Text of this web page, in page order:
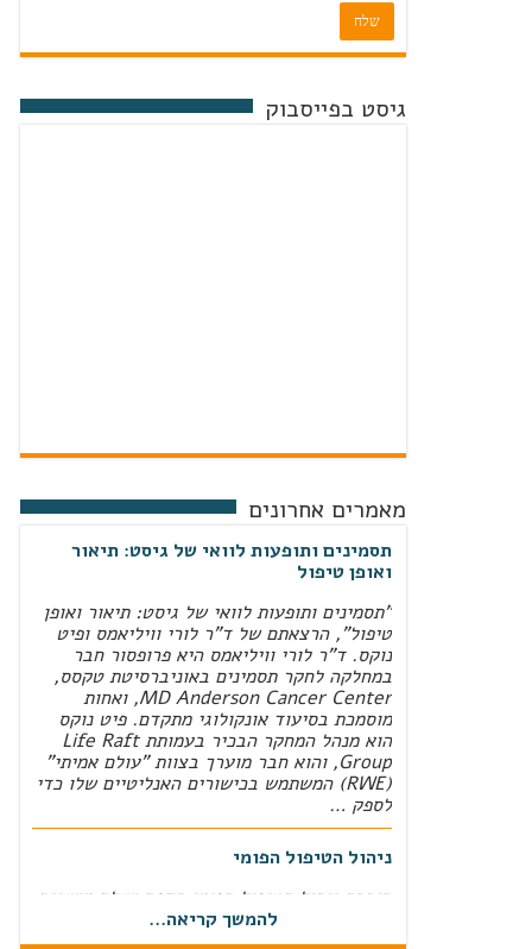
שלח
גיסט בפייסבוק
מאמרים אחרונים
תסמינים ותופעות לוואי של גיסט: תיאור
ואופן טיפול
"תסמינים ותופעות לוואי של גיסט: תיאור ואופן
טיפול", הרצאתם של ד"ר לורי וויליאמס ופיט
נוקס. ד"ר לורי וויליאמס היא פרופסור חבר
במחלקה לחקר תסמינים באוניברסיטת טקסס,
MD Anderson Cancer Center‏, ואחות
מוסמכת בסיעוד אונקולוגי מתקדם. פיט נוקס
הוא מנהל המחקר הבכיר בעמותת Life Raft
Group‏, והוא חבר מוערך בצוות "עולם אמיתי"
(RWE‏) המשתמש בכישורים האנליטיים שלו כדי
לספק …
ניהול הטיפול הפומי
חוברת ניהול הטיפול הפומי הדפס ושלח מושגים
קשורים:מילת מפתח: גן מדכא גידולמילת מפתח:
סרטן
להמשך קריאה...